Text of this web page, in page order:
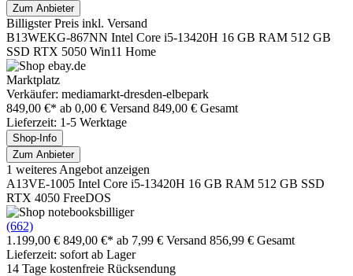
Zum Anbieter
Billigster Preis inkl. Versand
B13WEKG-867NN Intel Core i5-13420H 16 GB RAM 512 GB
SSD RTX 5050 Win11 Home
Marktplatz
Verkäufer: mediamarkt-dresden-elbepark
849,00 €* ab 0,00 € Versand 849,00 € Gesamt
Lieferzeit: 1-5 Werktage
Shop-Info
Zum Anbieter
1 weiteres Angebot anzeigen
A13VE-1005 Intel Core i5-13420H 16 GB RAM 512 GB SSD
RTX 4050 FreeDOS
(662)
1.199,00 € 849,00 €* ab 7,99 € Versand 856,99 € Gesamt
Lieferzeit: sofort ab Lager
14 Tage kostenfreie Rücksendung